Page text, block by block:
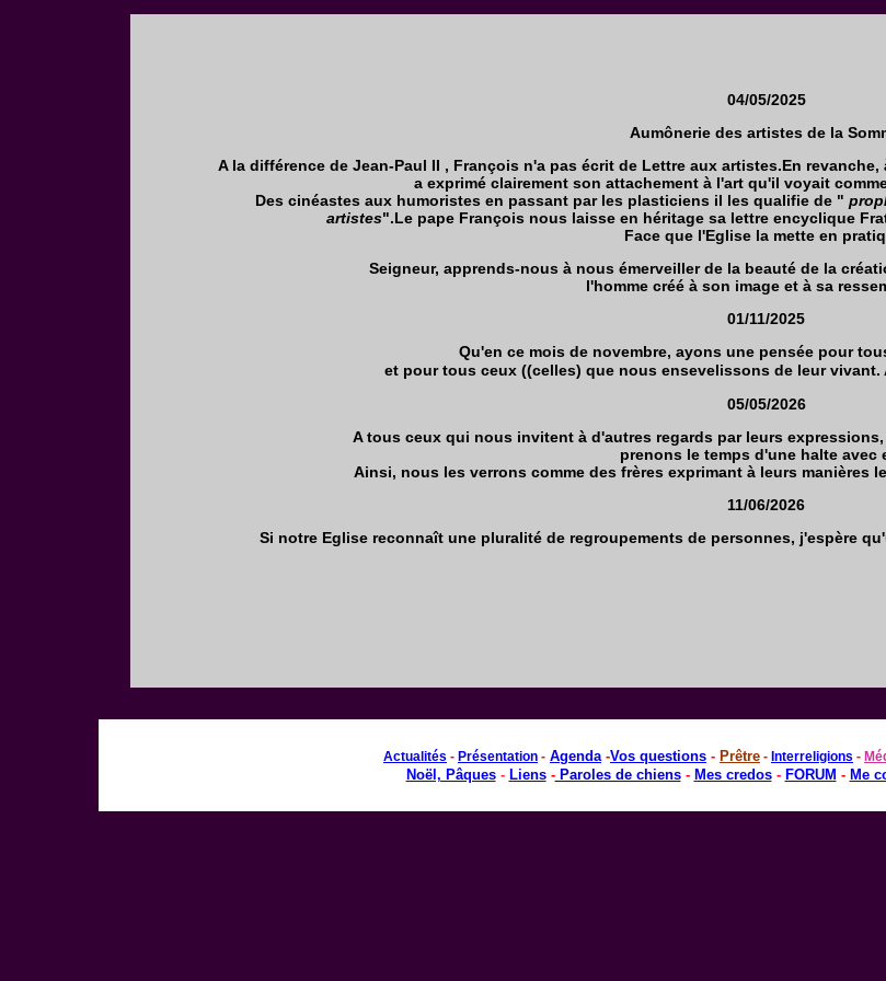
04/05/2025
Aumônerie des artistes de la
A la différence de Jean-Paul II , François n'a pas écrit de Lettre aux artistes.En
a exprimé clairement son attachement à l'art qu'il voyait
Des cinéastes aux humoristes en passant par les plasticiens il les qualifie de "
artistes".Le pape François nous laisse en héritage sa lettre encyclique
Face que l'Eglise la mette en
Seigneur, apprends-nous à nous émerveiller de la beauté de la
l'homme créé à son image et à sa
01/11/2025
Qu'en ce mois de novembre, ayons une pensée pour
et pour tous ceux ((celles) que nous ensevelissons de leur vivant.
05/05/2026
A tous ceux qui nous invitent à d'autres regards par leurs
prenons le temps d'une halte avec
Ainsi, nous les verrons comme des frères exprimant à leurs manières
11/06/2026
Si notre Eglise reconnaît une pluralité de regroupements de personnes, j'espère
Actualités - Présentation - Agenda -Vos questions - Prêtre - Interreligions -
Noël, Pâques- Liens -Paroles de chiens - Mes credos- FORUM - Me